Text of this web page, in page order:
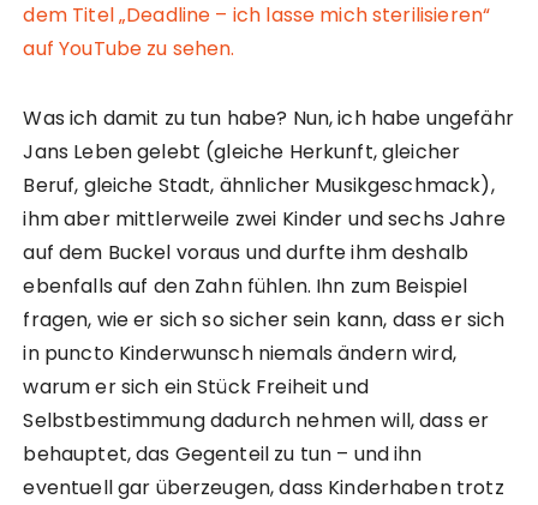
dem Titel „Deadline – ich lasse mich sterilisieren“
auf YouTube zu sehen.
Was ich damit zu tun habe? Nun, ich habe ungefähr
Jans Leben gelebt (gleiche Herkunft, gleicher
Beruf, gleiche Stadt, ähnlicher Musikgeschmack),
ihm aber mittlerweile zwei Kinder und sechs Jahre
auf dem Buckel voraus und durfte ihm deshalb
ebenfalls auf den Zahn fühlen. Ihn zum Beispiel
fragen, wie er sich so sicher sein kann, dass er sich
in puncto Kinderwunsch niemals ändern wird,
warum er sich ein Stück Freiheit und
Selbstbestimmung dadurch nehmen will, dass er
behauptet, das Gegenteil zu tun – und ihn
eventuell gar überzeugen, dass Kinderhaben trotz